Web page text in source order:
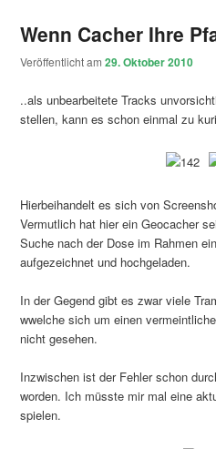
Wenn Cacher Ihre
Veröffentlicht am29. Oktober 2010
..als unbearbeitete Tracks
stellen, kann es schon einmal zu
Hierbeihandelt es sich von
Vermutlich hat hier ein Geocacher
Suche nach der Dose im Rahmen
aufgezeichnet und hochgeladen.
In der Gegend gibt es zwar viele
wwelche sich um einen
nicht gesehen.
Inzwischen ist der Fehler schon
worden. Ich müsste mir mal eine
spielen.